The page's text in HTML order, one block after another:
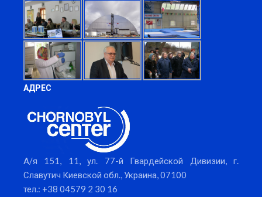
АДРЕС
А/я 151, 11, ул. 77-й Гвардейской Дивизии, г.
Славутич Киевской обл., Украина, 07100
тел.: +38 04579 2 30 16